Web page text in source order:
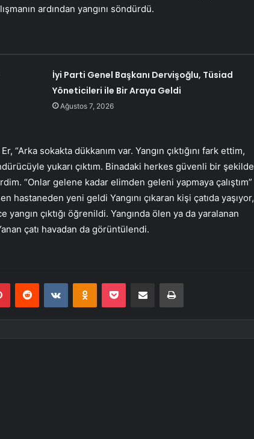
ardından yangını söndürdü.
İyi Parti Genel Başkanı Dervişoğlu, Tüsiad
Yöneticileri ile Bir Araya Geldi
Ağustos 7, 2026
“Arka sokakta dükkanım var. Yangın çıktığını fark ettim,
yukarı çıktım. Binadaki herkes güvenli bir şekilde
“Onlar gelene kadar elimden geleni yapmaya çalıştım”
hastaneden yeni geldi Yangını çıkaran kişi çatıda yaşıyor,
yangın çıktığı öğrenildi. Yangında ölen ya da yaralanan
çatı havadan da görüntülendi.
PinterestReddit VKontakteOdnoklassniki
Pocket E-Posta ile paylaş Yazdır